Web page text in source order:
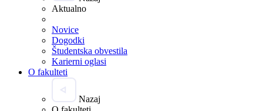
Aktualno
Novice
Dogodki
Študentska obvestila
Karierni oglasi
O fakulteti
Nazaj